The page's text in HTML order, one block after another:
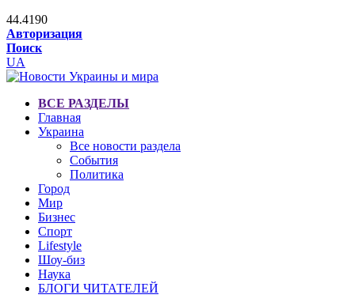
44.4190
Авторизация
Поиск
UA
ВСЕ РАЗДЕЛЫ
Главная
Украина
Все новости раздела
События
Политика
Город
Мир
Бизнес
Спорт
Lifestyle
Шоу-биз
Наука
БЛОГИ ЧИТАТЕЛЕЙ